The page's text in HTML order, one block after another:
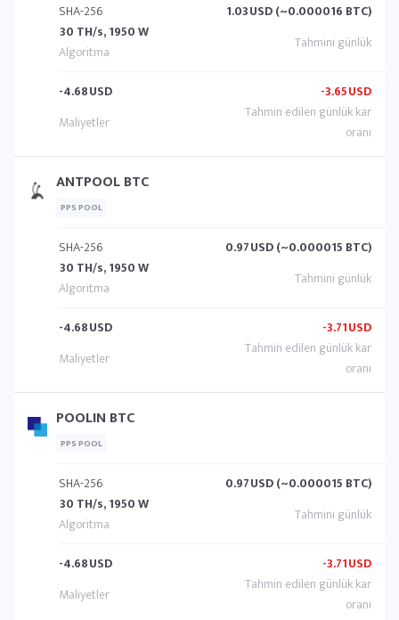
SHA-256
30 TH/s, 1950 W
1.03USD (~0.000016 BTC)
-4.68USD -3.65USD
ANTPOOL BTC
PPS POOL
SHA-256
30 TH/s, 1950 W
0.97USD (~0.000015 BTC)
-4.68USD -3.71USD
POOLIN BTC
PPS POOL
SHA-256
30 TH/s, 1950 W
0.97USD (~0.000015 BTC)
-4.68USD -3.71USD